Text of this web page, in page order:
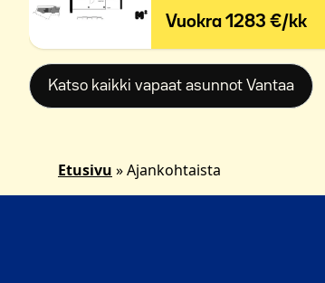
Vuokra1283 €/kk
Katso kaikki vapaat asunnot Vantaa
Etusivu »Ajankohtaista